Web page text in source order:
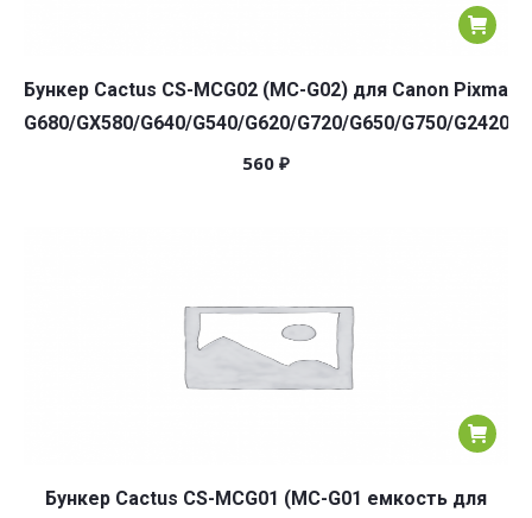
Бункер Cactus CS-MCG02 (MC-G02) для Canon Pixma
G680/GX580/G640/G540/G620/G720/G650/G750/G2420
560 ₽
Бункер Cactus CS-MCG01 (MC-G01 емкость для